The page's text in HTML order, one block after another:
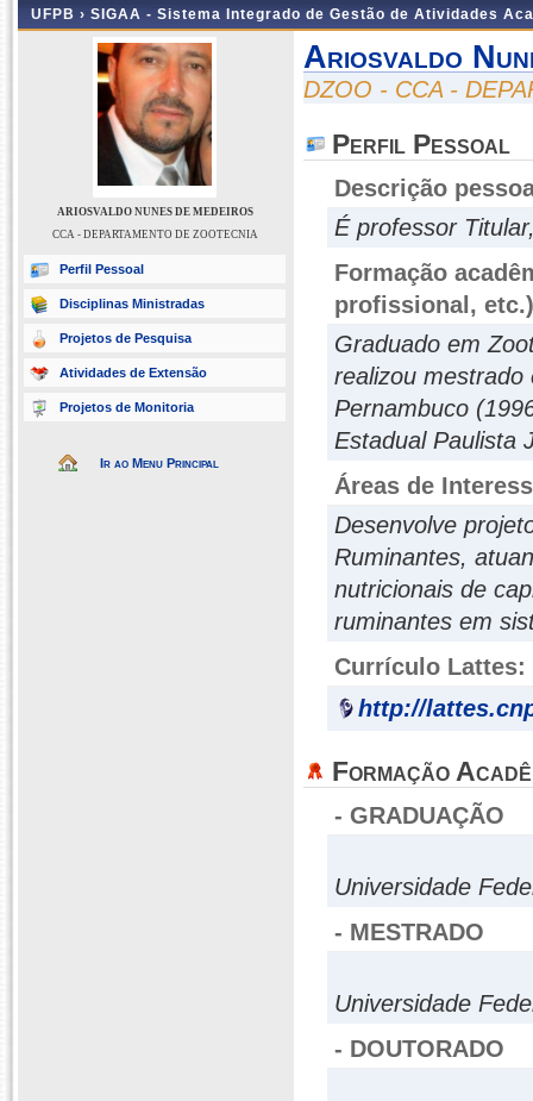
UFPB › SIGAA - Sistema Integrado de Gestão de Atividades
ARIOSVALDO NUNES DE MEDEIROS
CCA - DEPARTAMENTO DE ZOOTECNIA
Perfil Pessoal
Disciplinas Ministradas
Projetos de Pesquisa
Atividades de Extensão
Projetos de Monitoria
Ir ao Menu Principal
Ariosvaldo
DZOO - CCA -
Perfil Pessoal
Descrição
É professor
Formação
profissional, etc.)
Graduado em
realizou mestrado
Pernambuco
Estadual Paulista
Áreas de
Desenvolve
Ruminantes,
nutricionais de
ruminantes em
Currículo Lattes:
http://
Formação
- GRADUAÇÃO
Universidade
- MESTRADO
Universidade
- DOUTORADO